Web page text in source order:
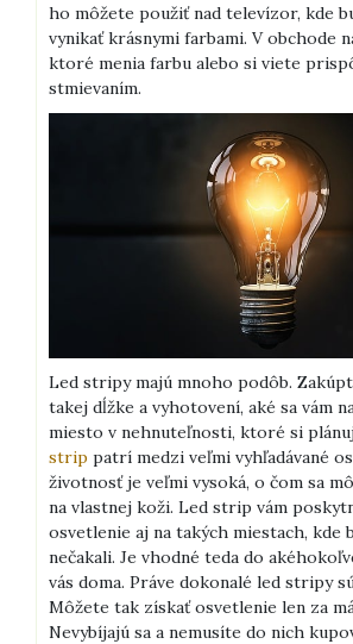
ho môžete použiť nad televízor, kde
vynikať krásnymi farbami. V obchode
ktoré menia farbu alebo si viete
stmievaním.
Led stripy majú mnoho podôb.
takej dĺžke a vyhotovení, aké sa vám
miesto v nehnuteľnosti, ktoré si
strip patrí medzi veľmi vyhľadávané
životnosť je veľmi vysoká, o čom sa
na vlastnej koži. Led strip vám
osvetlenie aj na takých miestach, kde
nečakali. Je vhodné teda do
vás doma. Práve dokonalé led stripy
Môžete tak získať osvetlenie len za
Nevybíjajú sa a nemusíte do nich